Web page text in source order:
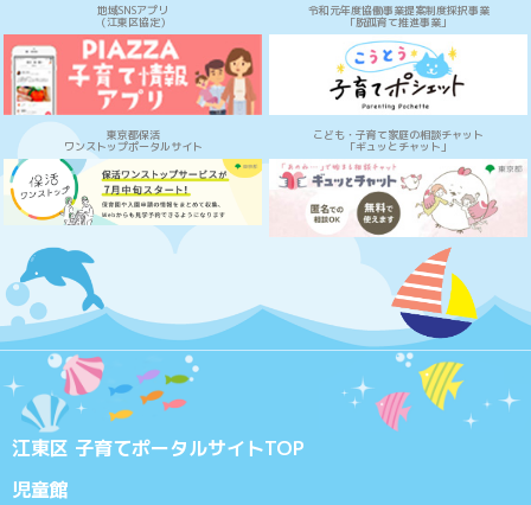
地域SNSアプリ
（江東区協定）
令和元年度協働事業提案制度採択事業
「脱孤育て推進事業」
東京都保活
ワンストップポータルサイト
こども・子育て家庭の相談チャット
「ギュッとチャット」
江東区 子育てポータルサイトTOP
児童館